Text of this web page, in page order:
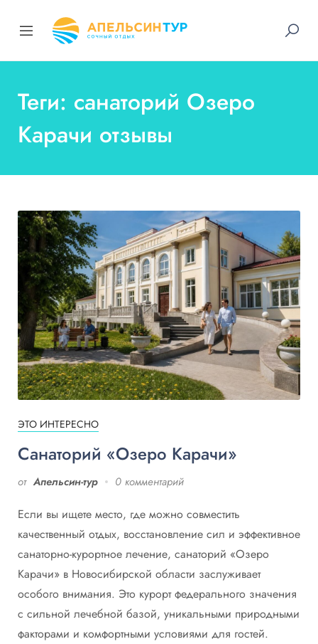
Теги: санаторий Озеро
Карачи отзывы
ЭТО ИНТЕРЕСНО
Санаторий «Озеро Карачи»
от Апельсин-тур 0 комментарий
Если вы ищете место, где можно совместить
качественный отдых, восстановление сил и эффективное
санаторно-курортное лечение, санаторий «Озеро
Карачи» в Новосибирской области заслуживает
особого внимания. Это курорт федерального значения
с сильной лечебной базой, уникальными природными
факторами и комфортными условиями для гостей.